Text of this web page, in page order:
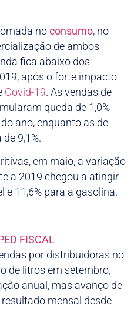
noconsumo, no
de ambos
fica abaixo dos
após o forte impacto
Covid-19. As vendas de
queda de 1,0%
ano, enquanto as de
9,1%.
em maio, a variação
a 2019 chegou a atingir
e 11,6% para a gasolina.
FISCAL
por distribuidoras no
de litros em setembro,
anual, mas avanço de
mensal desde